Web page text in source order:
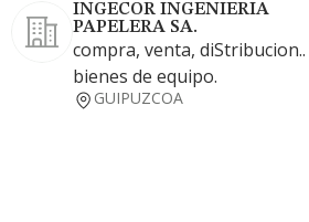
INGECOR INGENIERIA
PAPELERA SA.
compra, venta, diStribucion..
bienes de equipo.
GUIPUZCOA